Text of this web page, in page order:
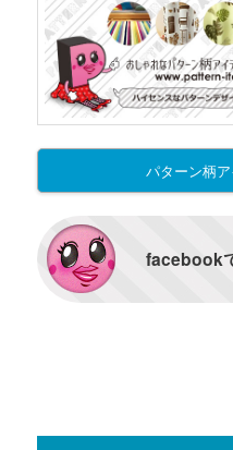
パターン柄
facebook